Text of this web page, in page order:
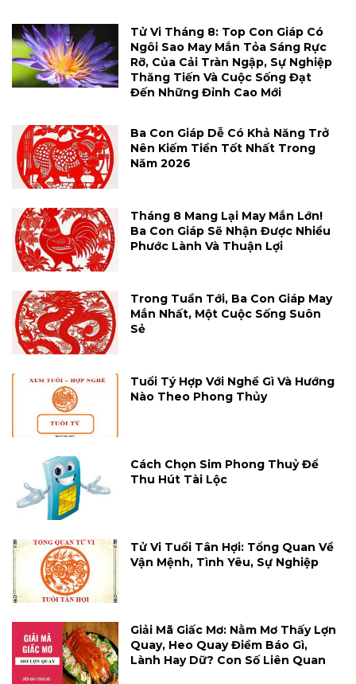
Tử Vi Tháng 8: Top Con Giáp Có
Ngôi Sao May Mắn Tỏa Sáng Rực
Rỡ, Của Cải Tràn Ngập, Sự Nghiệp
Thăng Tiến Và Cuộc Sống Đạt
Đến Những Đỉnh Cao Mới
Ba Con Giáp Dễ Có Khả Năng Trở
Nên Kiếm Tiền Tốt Nhất Trong
Năm 2026
Tháng 8 Mang Lại May Mắn Lớn!
Ba Con Giáp Sẽ Nhận Được Nhiều
Phước Lành Và Thuận Lợi
Trong Tuần Tới, Ba Con Giáp May
Mắn Nhất, Một Cuộc Sống Suôn
Sẻ
Tuổi Tý Hợp Với Nghề Gì Và Hướng
Nào Theo Phong Thủy
Cách Chọn Sim Phong Thuỷ Để
Thu Hút Tài Lộc
Tử Vi Tuổi Tân Hợi: Tổng Quan Về
Vận Mệnh, Tình Yêu, Sự Nghiệp
Giải Mã Giấc Mơ: Nằm Mơ Thấy Lợn
Quay, Heo Quay Điềm Báo Gì,
Lành Hay Dữ? Con Số Liên Quan